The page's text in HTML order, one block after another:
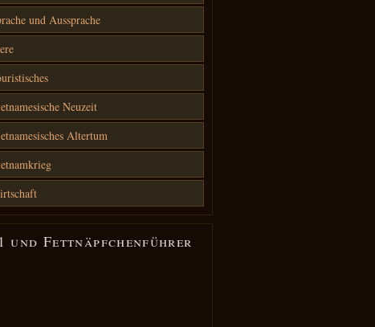
und Aussprache
Neuzeit
Altertum
und Fettnäpfchenführer